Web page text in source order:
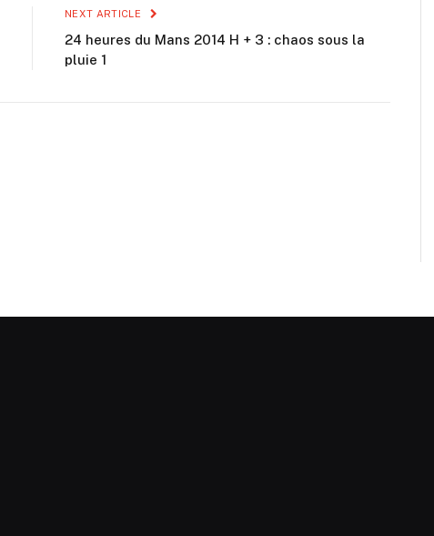
NEXT ARTICLE
24 heures du Mans 2014 H + 3 : chaos sous la
pluie 1